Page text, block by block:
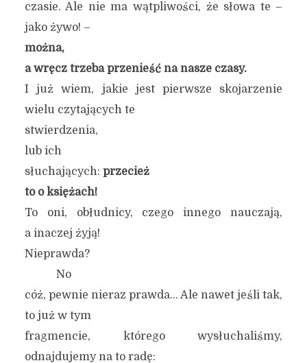
czasie. Ale nie ma wątpliwości, że słowa te –
jako żywo! –
można,
a wręcz trzeba przenieść na nasze czasy.
I już wiem, jakie jest pierwsze skojarzenie
wielu czytających te
stwierdzenia,
lub ich
słuchających: przecież
to o księżach!
To oni, obłudnicy, czego innego nauczają,
a inaczej żyją!
Nieprawda?
No
cóż, pewnie nieraz prawda… Ale nawet jeśli tak,
to już w tym
fragmencie, którego wysłuchaliśmy,
odnajdujemy na to radę: